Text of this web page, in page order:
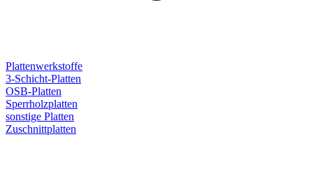
Plattenwerkstoffe
3-Schicht-Platten
OSB-Platten
Sperrholzplatten
sonstige Platten
Zuschnittplatten